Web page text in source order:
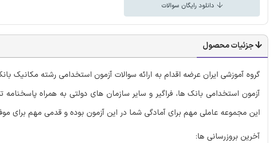
دانلود رایگان سوالات
جزئیات محصول
گروه آموزشی ایران عرضه اقدام به ارائه سوالات آزمون استخدامی رشته مکانیک
آزمون استخدامی بانک ها، فراگیر و سایر سازمان های دولتی به همراه
این مجموعه عاملی مهم برای آمادگی شما در این آزمون بوده و قدمی مهم برای
آخرین بروزرسانی ها: